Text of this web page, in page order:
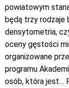
powiatowym
będą trzy rodzaje
densytometria,
oceny gęstości
organizowane
programu
osób, która jest…